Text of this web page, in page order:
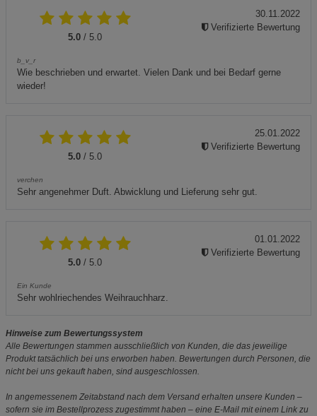
5.0 / 5.0
b_v_r
Wie beschrieben und erwartet. Vielen Dank und bei Bedarf gerne
wieder!
30.11.2022
Verifizierte Bewertung
5.0 / 5.0
verchen
Sehr angenehmer Duft. Abwicklung und Lieferung sehr gut.
25.01.2022
Verifizierte Bewertung
5.0 / 5.0
Ein Kunde
Sehr wohlriechendes Weihrauchharz.
01.01.2022
Verifizierte Bewertung
Hinweise zum Bewertungssystem
Alle Bewertungen stammen ausschließlich von Kunden, die das jeweilige
Produkt tatsächlich bei uns erworben haben. Bewertungen durch Personen, die
nicht bei uns gekauft haben, sind ausgeschlossen.
In angemessenem Zeitabstand nach dem Versand erhalten unsere Kunden –
sofern sie im Bestellprozess zugestimmt haben – eine E-Mail mit einem Link zu